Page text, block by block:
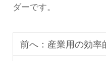
ダーです。
前へ： 産業用の効率的